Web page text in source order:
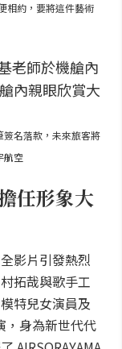
相約，要將這件藝術
名落款，未來旅客將
航空
任形象大
影片引發熱烈
拓哉與歌手工
特兒女演員及
，身為新世代代